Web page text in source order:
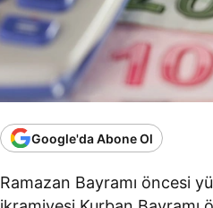
Google'da Abone Ol
Ramazan Bayramı öncesi